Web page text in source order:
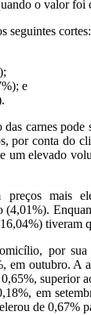
o valor foi
seguintes cortes:
e
das carnes
por conta do
um elevado
preços mais
(4,01%).
tiveram
por
em outubro. A
superior
em
de 0,67%